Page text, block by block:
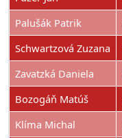
Palušák Patrik
Schwartzová Zuzana
Zavatzká Daniela
Bozogáň Matúš
Klíma Michal